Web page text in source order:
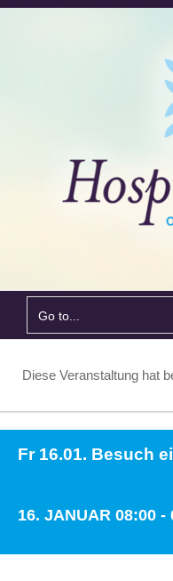
Go to...
Diese Veranstaltung hat
Fr 16.01. Besuch
16. JANUAR 08:00 -